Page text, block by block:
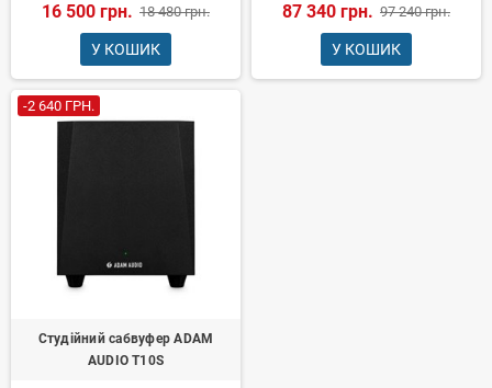
16 500 грн. 18 480 грн.
У КОШИК
87 340 грн. 97 240 грн.
У КОШИК
-2 640 ГРН.
Студійний сабвуфер ADAM
AUDIO T10S